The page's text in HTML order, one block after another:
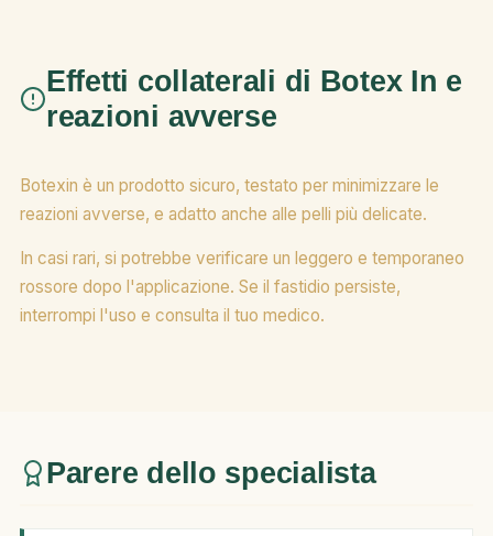
Effetti collaterali di Botex In e
reazioni avverse
Botexin è un prodotto sicuro, testato per minimizzare le
reazioni avverse, e adatto anche alle pelli più delicate.
In casi rari, si potrebbe verificare un leggero e temporaneo
rossore dopo l'applicazione. Se il fastidio persiste,
interrompi l'uso e consulta il tuo medico.
Parere dello specialista